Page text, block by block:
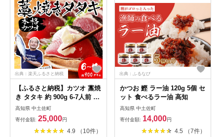
出典：楽天ふるさと納税
【ふるさと納税】カツオ 藁焼
き タタキ 約 900g 6-7人前 薬
味 タレ付き 生 カツオのタタ
キ 冷蔵 高知 久礼 田中鮮魚
わら焼き 塩 日戻り 生鰹 本場
新鮮 鰹のタタキ かつお 藁焼
高知県 中土佐町
寄付金額: 25,000円
4.9 （10件）
出典：ふるなび
かつお 鰹 ラー油 120g 5個 セ
ット 食べるラー油 高知
高知県 中土佐町
寄付金額: 14,000円
4.5 （7件）